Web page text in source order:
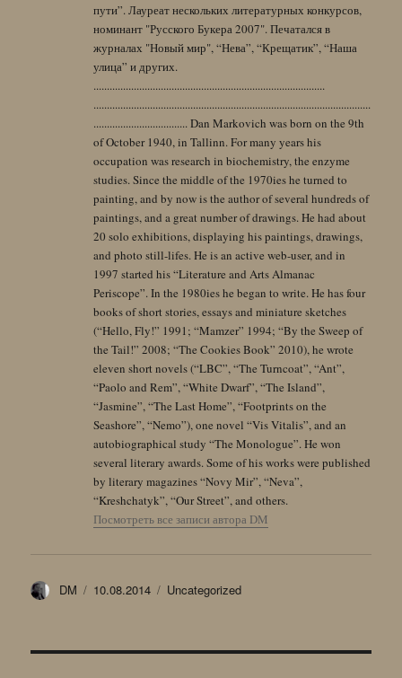
пути”. Лауреат нескольких литературных конкурсов,
номинант "Русского Букера 2007". Печатался в
журналах "Новый мир", “Нева”, “Крещатик”, “Наша
улица” и других.
......................................................................................
.......................................................................................................
................................... Dan Markovich was born on the 9th
of October 1940, in Tallinn. For many years his
occupation was research in biochemistry, the enzyme
studies. Since the middle of the 1970ies he turned to
painting, and by now is the author of several hundreds of
paintings, and a great number of drawings. He had about
20 solo exhibitions, displaying his paintings, drawings,
and photo still-lifes. He is an active web-user, and in
1997 started his “Literature and Arts Almanac
Periscope”. In the 1980ies he began to write. He has four
books of short stories, essays and miniature sketches
(“Hello, Fly!” 1991; “Mamzer” 1994; “By the Sweep of
the Tail!” 2008; “The Cookies Book” 2010), he wrote
eleven short novels (“LBC”, “The Turncoat”, “Ant”,
“Paolo and Rem”, “White Dwarf”, “The Island”,
“Jasmine”, “The Last Home”, “Footprints on the
Seashore”, “Nemo”), one novel “Vis Vitalis”, and an
autobiographical study “The Monologue”. He won
several literary awards. Some of his works were published
by literary magazines “Novy Mir”, “Neva”,
“Kreshchatyk”, “Our Street”, and others.
Посмотреть все записи автора DM
Автор
DM Опубликовано
10.08.2014 Рубрики
Uncategorized